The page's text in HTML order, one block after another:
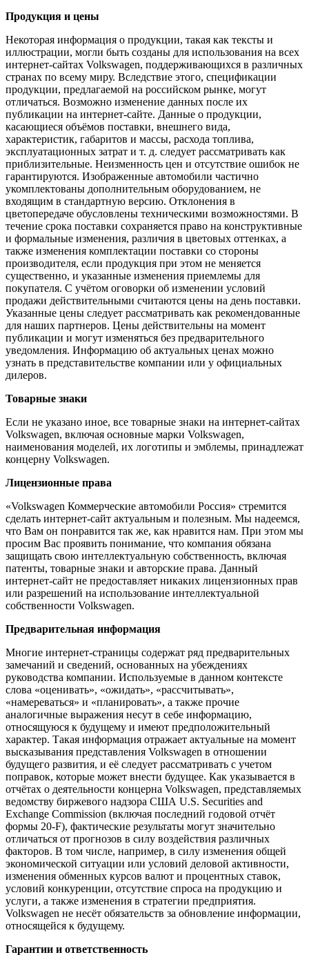
Продукция и цены
Некоторая информация о продукции, такая как тексты и
иллюстрации, могли быть созданы для использования на всех
интернет-сайтах Volkswagen, поддерживающихся в различных
странах по всему миру. Вследствие этого, спецификации
продукции, предлагаемой на российском рынке, могут
отличаться. Возможно изменение данных после их
публикации на интернет-сайте. Данные о продукции,
касающиеся объёмов поставки, внешнего вида,
характеристик, габаритов и массы, расхода топлива,
эксплуатационных затрат и т. д. следует рассматривать как
приблизительные. Неизменность цен и отсутствие ошибок не
гарантируются. Изображенные автомобили частично
укомплектованы дополнительным оборудованием, не
входящим в стандартную версию. Отклонения в
цветопередаче обусловлены техническими возможностями. В
течение срока поставки сохраняется право на конструктивные
и формальные изменения, различия в цветовых оттенках, а
также изменения комплектации поставки со стороны
производителя, если продукция при этом не меняется
существенно, и указанные изменения приемлемы для
покупателя. С учётом оговорки об изменении условий
продажи действительными считаются цены на день поставки.
Указанные цены следует рассматривать как рекомендованные
для наших партнеров. Цены действительны на момент
публикации и могут изменяться без предварительного
уведомления. Информацию об актуальных ценах можно
узнать в представительстве компании или у официальных
дилеров.
Товарные знаки
Если не указано иное, все товарные знаки на интернет-сайтах
Volkswagen, включая основные марки Volkswagen,
наименования моделей, их логотипы и эмблемы, принадлежат
концерну Volkswagen.
Лицензионные права
«Volkswagen Коммерческие автомобили Россия» стремится
сделать интернет-сайт актуальным и полезным. Мы надеемся,
что Вам он понравится так же, как нравится нам. При этом мы
просим Вас проявить понимание, что компания обязана
защищать свою интеллектуальную собственность, включая
патенты, товарные знаки и авторские права. Данный
интернет-сайт не предоставляет никаких лицензионных прав
или разрешений на использование интеллектуальной
собственности Volkswagen.
Предварительная информация
Многие интернет-страницы содержат ряд предварительных
замечаний и сведений, основанных на убеждениях
руководства компании. Используемые в данном контексте
слова «оценивать», «ожидать», «рассчитывать»,
«намереваться» и «планировать», а также прочие
аналогичные выражения несут в себе информацию,
относящуюся к будущему и имеют предположительный
характер. Такая информация отражает актуальные на момент
высказывания представления Volkswagen в отношении
будущего развития, и её следует рассматривать с учетом
поправок, которые может внести будущее. Как указывается в
отчётах о деятельности концерна Volkswagen, представляемых
ведомству биржевого надзора США U.S. Securities and
Exchange Commission (включая последний годовой отчёт
формы 20-F), фактические результаты могут значительно
отличаться от прогнозов в силу воздействия различных
факторов. В том числе, например, в силу изменения общей
экономической ситуации или условий деловой активности,
изменения обменных курсов валют и процентных ставок,
условий конкуренции, отсутствие спроса на продукцию и
услуги, а также изменения в стратегии предприятия.
Volkswagen не несёт обязательств за обновление информации,
относящейся к будущему.
Гарантии и ответственность